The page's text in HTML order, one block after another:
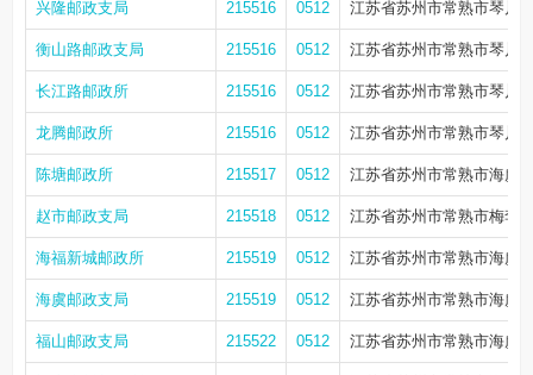
兴隆邮政支局 215516 0512 江苏省苏州市常熟市琴川
衡山路邮政支局 215516 0512 江苏省苏州市常熟市琴川
长江路邮政所 215516 0512 江苏省苏州市常熟市琴川
龙腾邮政所 215516 0512 江苏省苏州市常熟市琴川
陈塘邮政所 215517 0512 江苏省苏州市常熟市海虞
赵市邮政支局 215518 0512 江苏省苏州市常熟市梅李
海福新城邮政所 215519 0512 江苏省苏州市常熟市海虞
海虞邮政支局 215519 0512 江苏省苏州市常熟市海虞
福山邮政支局 215522 0512 江苏省苏州市常熟市海虞